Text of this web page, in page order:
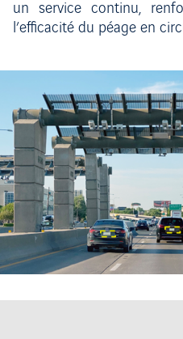
un service continu,
l’efficacité du péage en